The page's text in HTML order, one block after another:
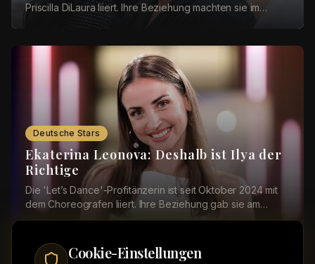
Cookie-Einstellungen
Priscilla DiLaura liiert. Ihre Beziehung machten sie im
Deutsche Stars
Ekaterina Leonova: Deshalb ist Ilya der
Richtige
Die 'Let’s Dance'-Profitänzerin ist seit Oktober 2024 mit
dem Choreografen liiert. Ihre Beziehung gab sie am
Valentinstag 2025 mit einem romantischen ...